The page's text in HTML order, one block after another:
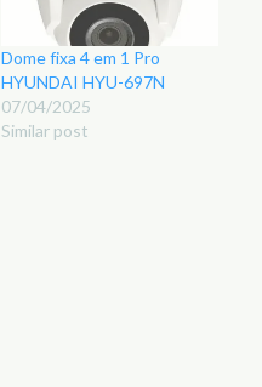
Dome fixa 4 em 1 Pro
HYUNDAI HYU-697N
07/04/2025
Similar post